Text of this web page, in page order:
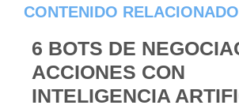
CONTENIDO
6 BOTS DE
ACCIONES CON
INTELIGENCIA